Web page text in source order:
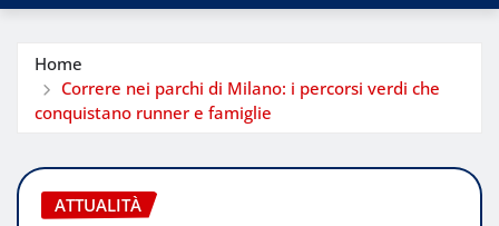
Home
Correre nei parchi di Milano: i percorsi verdi che
conquistano runner e famiglie
ATTUALITÀ